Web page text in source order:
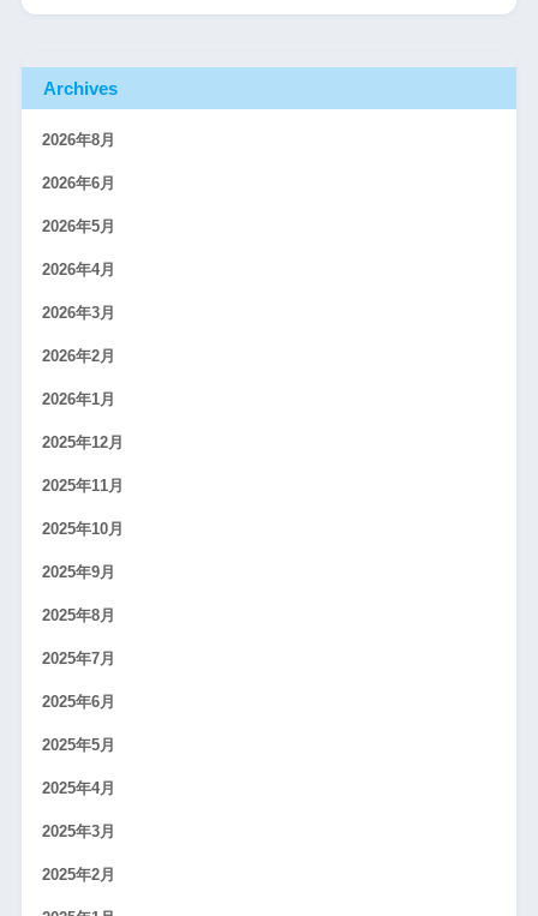
Archives
2026年8月
2026年6月
2026年5月
2026年4月
2026年3月
2026年2月
2026年1月
2025年12月
2025年11月
2025年10月
2025年9月
2025年8月
2025年7月
2025年6月
2025年5月
2025年4月
2025年3月
2025年2月